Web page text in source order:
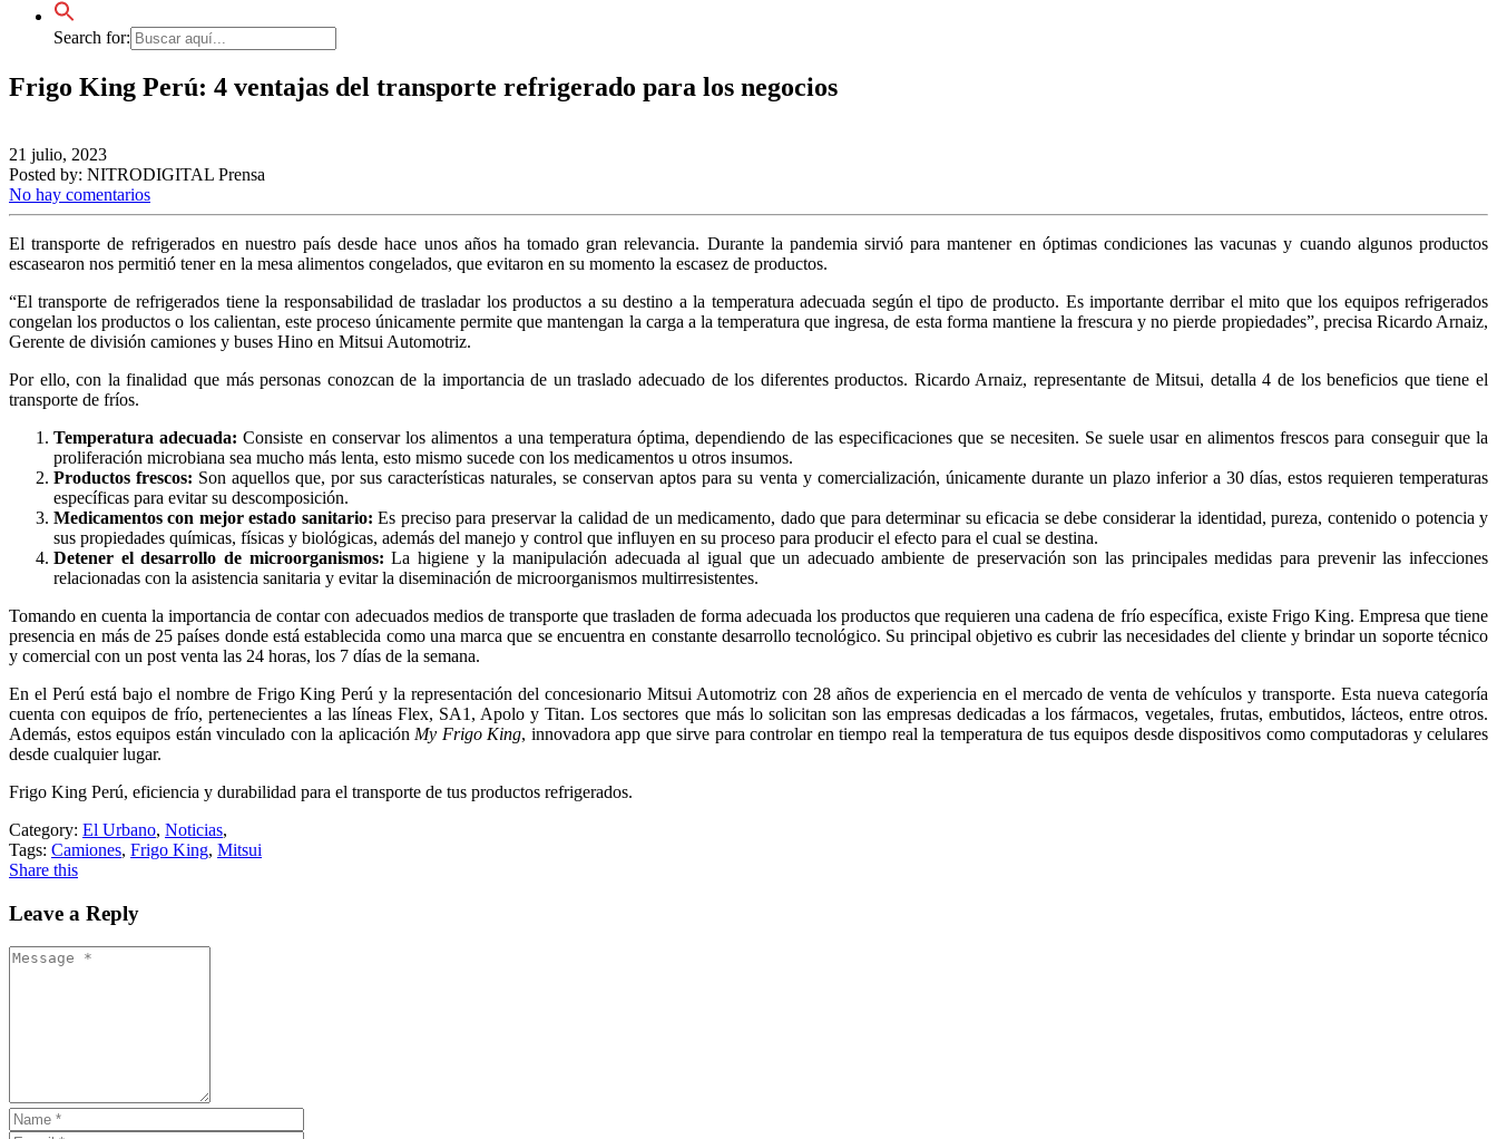
Search for:
Frigo King Perú: 4 ventajas del transporte refrigerado para los negocios
21 julio, 2023
Posted by: NITRODIGITAL Prensa
No hay comentarios
El transporte de refrigerados en nuestro país desde hace unos años ha tomado gran relevancia. Durante la pandemia sirvió para mantener en óptimas condiciones las vacunas y cuando algunos productos
escasearon nos permitió tener en la mesa alimentos congelados, que evitaron en su momento la escasez de productos.
“El transporte de refrigerados tiene la responsabilidad de trasladar los productos a su destino a la temperatura adecuada según el tipo de producto. Es importante derribar el mito que los equipos refrigerados
congelan los productos o los calientan, este proceso únicamente permite que mantengan la carga a la temperatura que ingresa, de esta forma mantiene la frescura y no pierde propiedades”, precisa Ricardo Arnaiz,
Gerente de división camiones y buses Hino en Mitsui Automotriz.
Por ello, con la finalidad que más personas conozcan de la importancia de un traslado adecuado de los diferentes productos. Ricardo Arnaiz, representante de Mitsui, detalla 4 de los beneficios que tiene el
transporte de fríos.
Temperatura adecuada: Consiste en conservar los alimentos a una temperatura óptima, dependiendo de las especificaciones que se necesiten. Se suele usar en alimentos frescos para conseguir que la
proliferación microbiana sea mucho más lenta, esto mismo sucede con los medicamentos u otros insumos.
Productos frescos: Son aquellos que, por sus características naturales, se conservan aptos para su venta y comercialización, únicamente durante un plazo inferior a 30 días, estos requieren temperaturas
específicas para evitar su descomposición.
Medicamentos con mejor estado sanitario: Es preciso para preservar la calidad de un medicamento, dado que para determinar su eficacia se debe considerar la identidad, pureza, contenido o potencia y
sus propiedades químicas, físicas y biológicas, además del manejo y control que influyen en su proceso para producir el efecto para el cual se destina.
Detener el desarrollo de microorganismos: La higiene y la manipulación adecuada al igual que un adecuado ambiente de preservación son las principales medidas para prevenir las infecciones
relacionadas con la asistencia sanitaria y evitar la diseminación de microorganismos multirresistentes.
Tomando en cuenta la importancia de contar con adecuados medios de transporte que trasladen de forma adecuada los productos que requieren una cadena de frío específica, existe Frigo King. Empresa que tiene
presencia en más de 25 países donde está establecida como una marca que se encuentra en constante desarrollo tecnológico. Su principal objetivo es cubrir las necesidades del cliente y brindar un soporte técnico
y comercial con un post venta las 24 horas, los 7 días de la semana.
En el Perú está bajo el nombre de Frigo King Perú y la representación del concesionario Mitsui Automotriz con 28 años de experiencia en el mercado de venta de vehículos y transporte. Esta nueva categoría
cuenta con equipos de frío, pertenecientes a las líneas Flex, SA1, Apolo y Titan. Los sectores que más lo solicitan son las empresas dedicadas a los fármacos, vegetales, frutas, embutidos, lácteos, entre otros.
Además, estos equipos están vinculado con la aplicación My Frigo King, innovadora app que sirve para controlar en tiempo real la temperatura de tus equipos desde dispositivos como computadoras y celulares
desde cualquier lugar.
Frigo King Perú, eficiencia y durabilidad para el transporte de tus productos refrigerados.
Category: El Urbano, Noticias,
Tags: Camiones, Frigo King, Mitsui
Share this
Leave a Reply